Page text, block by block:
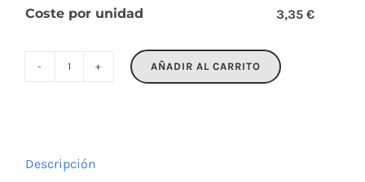
Coste por unidad
3,35 €
AÑADIR AL CARRITO
Descripción